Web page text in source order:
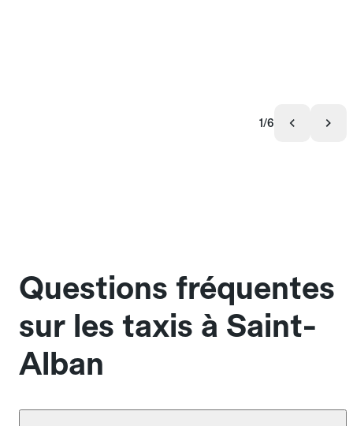
1/6
Questions fréquentes
sur les taxis à Saint-
Alban